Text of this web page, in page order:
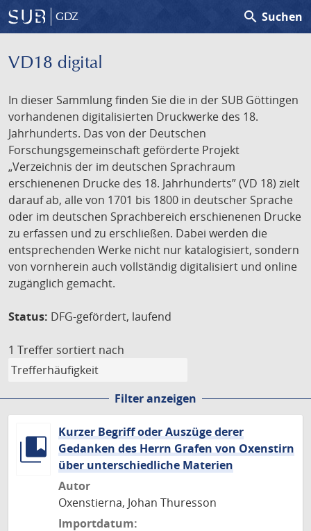
GDZ search Suchen
VD18 digital
In dieser Sammlung finden Sie die in der SUB Göttingen
vorhandenen digitalisierten Druckwerke des 18.
Jahrhunderts. Das von der Deutschen
Forschungsgemeinschaft geförderte Projekt
„Verzeichnis der im deutschen Sprachraum
erschienenen Drucke des 18. Jahrhunderts” (VD 18) zielt
darauf ab, alle von 1701 bis 1800 in deutscher Sprache
oder im deutschen Sprachbereich erschienenen Drucke
zu erfassen und zu erschließen. Dabei werden die
entsprechenden Werke nicht nur katalogisiert, sondern
von vornherein auch vollständig digitalisiert und online
zugänglich gemacht.
Status: DFG-gefördert, laufend
1 Treffer sortiert nach
Filter anzeigen
Kurzer Begriff oder Auszüge derer
Gedanken des Herrn Grafen von Oxenstirn
über unterschiedliche Materien
Autor
Oxenstierna, Johan Thuresson
Importdatum: